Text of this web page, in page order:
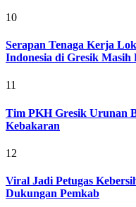
10
Serapan Tenaga Kerja
Indonesia di Gresik Masih
11
Tim PKH Gresik Urunan
Kebakaran
12
Viral Jadi Petugas
Dukungan Pemkab